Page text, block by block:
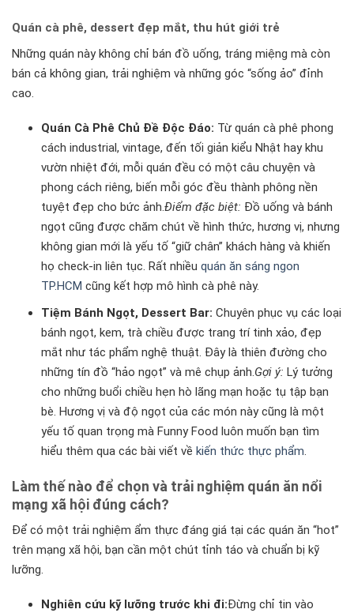
Quán cà phê, dessert đẹp mắt, thu hút giới trẻ
Những quán này không chỉ bán đồ uống, tráng miệng mà còn
bán cả không gian, trải nghiệm và những góc “sống ảo” đỉnh
cao.
Quán Cà Phê Chủ Đề Độc Đáo: Từ quán cà phê phong
cách industrial, vintage, đến tối giản kiểu Nhật hay khu
vườn nhiệt đới, mỗi quán đều có một câu chuyện và
phong cách riêng, biến mỗi góc đều thành phông nền
tuyệt đẹp cho bức ảnh.Điểm đặc biệt: Đồ uống và bánh
ngọt cũng được chăm chút về hình thức, hương vị, nhưng
không gian mới là yếu tố “giữ chân” khách hàng và khiến
họ check-in liên tục. Rất nhiềuquán ăn sáng ngon
TP.HCM cũng kết hợp mô hình cà phê này.
Tiệm Bánh Ngọt, Dessert Bar: Chuyên phục vụ các loại
bánh ngọt, kem, trà chiều được trang trí tinh xảo, đẹp
mắt như tác phẩm nghệ thuật. Đây là thiên đường cho
những tín đồ “hảo ngọt” và mê chụp ảnh.Gợi ý: Lý tưởng
cho những buổi chiều hẹn hò lãng mạn hoặc tụ tập bạn
bè. Hương vị và độ ngọt của các món này cũng là một
yếu tố quan trọng mà Funny Food luôn muốn bạn tìm
hiểu thêm qua các bài viết về kiến thức thực phẩm.
Làm thế nào để chọn và trải nghiệm quán ăn nổi
mạng xã hội đúng cách?
Để có một trải nghiệm ẩm thực đáng giá tại các quán ăn “hot”
trên mạng xã hội, bạn cần một chút tỉnh táo và chuẩn bị kỹ
lưỡng.
Nghiên cứu kỹ lưỡng trước khi đi:Đừng chỉ tin vào